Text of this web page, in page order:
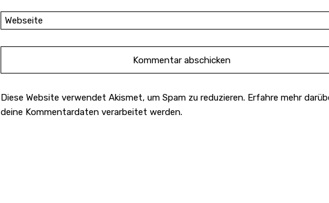
Diese Website verwendet Akismet, um Spam zu reduzieren. Erfahre mehr
deine Kommentardaten verarbeitet werden.